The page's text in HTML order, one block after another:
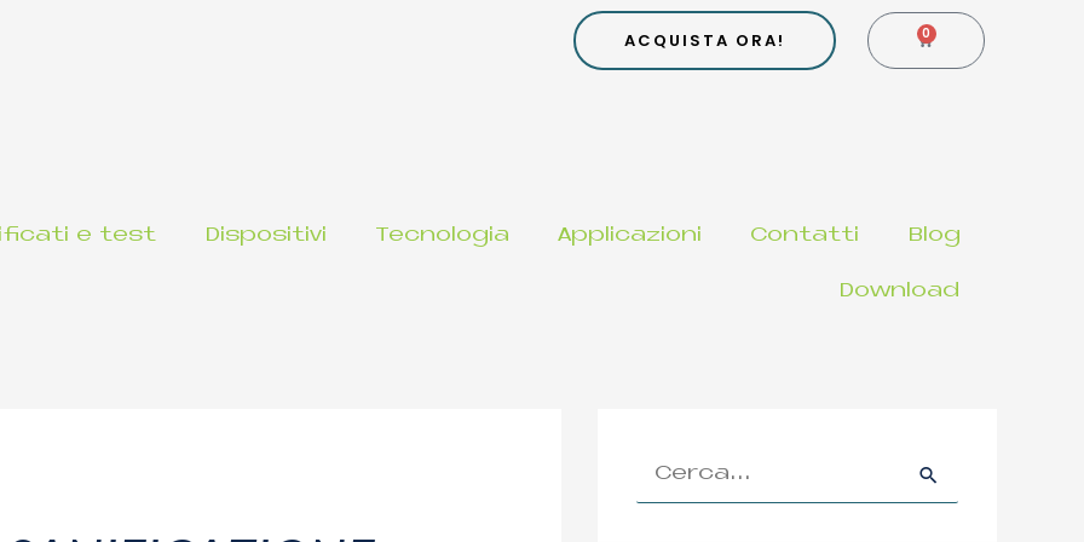
0 CARRELLO
ACQUISTA ORA!
e test Dispositivi Tecnologia Applicazioni Contatti Blog
Download